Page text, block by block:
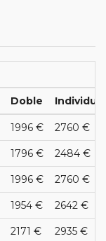
Doble Individual
1996 € 2760 €
1796 € 2484 €
1996 € 2760 €
1954 € 2642 €
2171 € 2935 €